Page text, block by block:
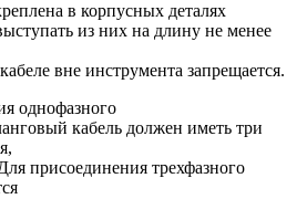
в корпусных деталях
из них на длину не менее
вне инструмента запрещается.
однофазного
кабель должен иметь три
присоединения трехфазного